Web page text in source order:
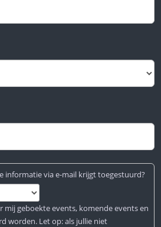
informatie via e-mail krijgt toegestuurd?
mij geboekte events, komende events en
worden. Let op: als jullie niet